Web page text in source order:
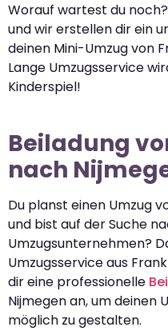
Worauf wartest du
und wir erstellen dir ein
deinen Mini-Umzug von
Lange Umzugsservice
Kinderspiel!
Beiladung
nach
Du planst einen Umzug
und bist auf der Suche
Umzugsunternehmen?
Umzugsservice aus
dir eine professionelle
Nijmegen an, um deinen
möglich zu gestalten.